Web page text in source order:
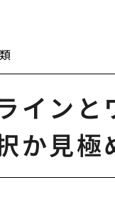
イン
か見極